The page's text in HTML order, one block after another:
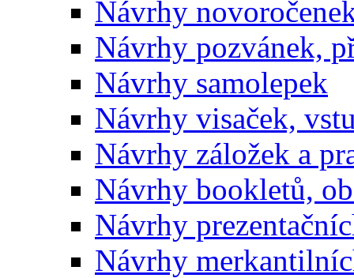
Návrhy
Návrhy pozvánek,
Návrhy samolepek
Návrhy visaček,
Návrhy záložek a
Návrhy bookletů,
Návrhy
Návrhy